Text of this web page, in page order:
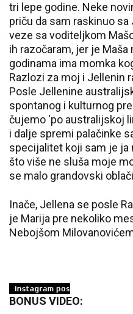
tri lepe godine. Neke
priču da sam raskinuo
veze sa voditeljkom
ih razočaram, jer je
godinama ima momka
Razlozi za moj i Jellenin
Posle Jellenine
spontanog i kulturnog
čujemo 'po australijskoj
i dalje spremi palačinke
specijalitet koji sam je ja
što više ne sluša moje
se malo grandovski
Inače, Jellena se posle
je Marija pre nekoliko
Nebojšom
BONUS VIDEO: